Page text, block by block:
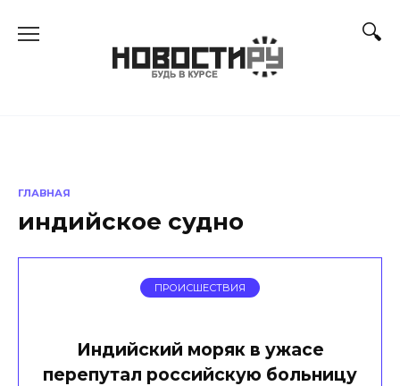
ГЛАВНАЯ
индийское судно
ПРОИСШЕСТВИЯ
Индийский моряк в ужасе
перепутал российскую больницу